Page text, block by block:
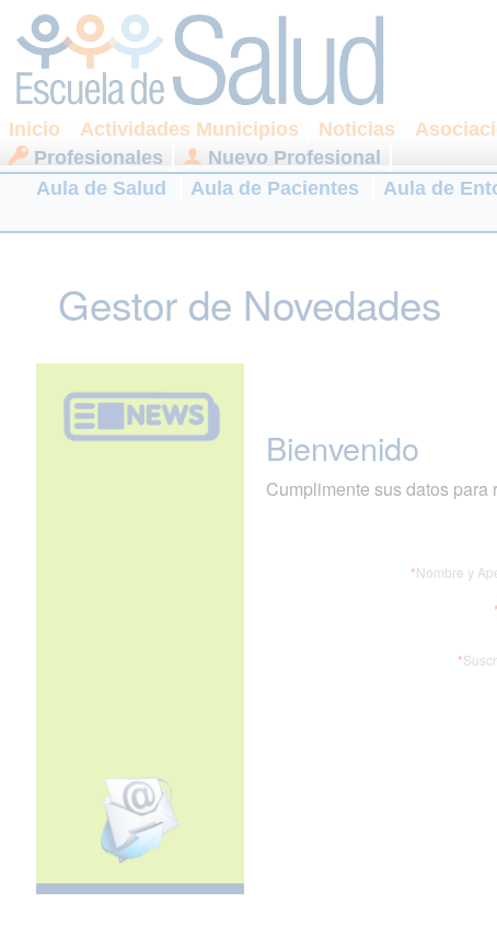
Inicio Actividades Municipios Noticias
Profesionales
Nuevo Profesional
Aula de Salud
Aula de Pacientes Aula de
Gestor de Novedades
Bienvenido
Cumplimente sus datos
*Nombre y
*
*